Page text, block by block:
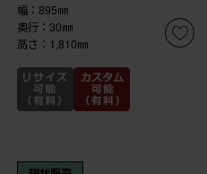
幅：895㎜
奥行：30㎜
高さ：1,810㎜